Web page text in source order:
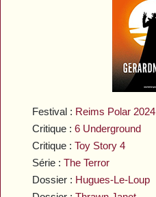
Festival : Reims Polar 2024
Critique :6 Underground
Critique :Toy Story 4
Série :The Terror
Dossier : Hugues-Le-Loup